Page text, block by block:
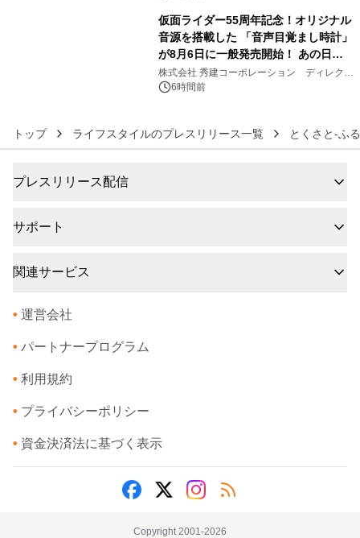
仮面ライダー55周年記念！オリジナル
音源を搭載した 「音声目覚まし時計」
が8月6日に一般発売開始！ あの日の
大興奮が今甦る
株式会社 秀建コーポレーション ディレクト
アートギャラリー
6時間前
トップ ライフスタイルのプレスリリース一覧 とくさと-ふ
プレスリリース配信
サポート
関連サービス
• 運営会社
• パートナープログラム
• 利用規約
• プライバシーポリシー
• 資金決済法に基づく表示
Copyright 2001-2026